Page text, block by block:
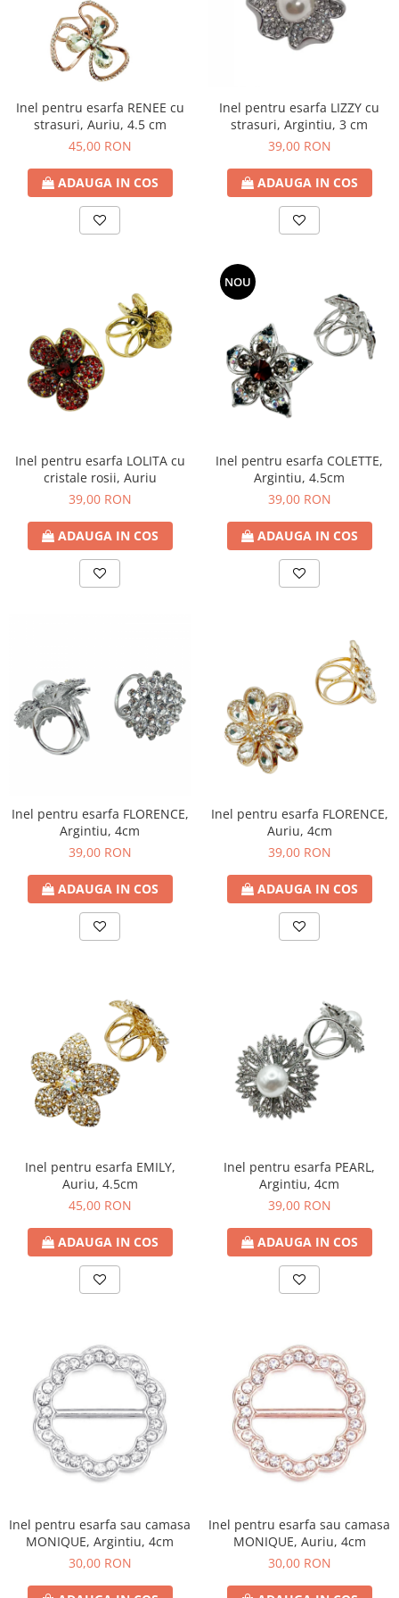
Papioane Cu Model
Cravate
Cravate Ascot Matase
Esarfe Matase & Vascoza
Bretele
Palarii
Butoni & Ace De Cravata
Bijuterii
Portofele & Genti
Esarfe Toamna & Iarna
De Birou
Textile
Cutii Muzicale
Mic Mobilier & Organizare
Aromaterapie
De Gradina
De Sezon
Primavara & Paste
Figurine Spargatorul De Nuci
Figurine & Plusuri
Servire Masa Craciun
Decoratiuni Brad
Cani & Cesti Craciun
Decoratiuni Craciun
Crengute Decorative
Decoratiuni Muzicale
Decoratiuni Luminoase
Coronite & Ghirlande
Aromaterapie Craciun
Felicitari, Cutii si Pungi de Cadou
Accesorii Bar
Accesorii Servire Argintate
Condimente
Utile In Bucatarie
Inel pentru esarfa RENEE cu
strasuri, Auriu, 4.5 cm
45,00 RON
ADAUGA IN COS
Inel pentru esarfa LIZZY cu
strasuri, Argintiu, 3 cm
39,00 RON
ADAUGA IN COS
Inel pentru esarfa LOLITA cu
cristale rosii, Auriu
39,00 RON
ADAUGA IN COS
NOU
Inel pentru esarfa COLETTE,
Argintiu, 4.5cm
39,00 RON
ADAUGA IN COS
Inel pentru esarfa FLORENCE,
Argintiu, 4cm
39,00 RON
ADAUGA IN COS
Inel pentru esarfa FLORENCE,
Auriu, 4cm
39,00 RON
ADAUGA IN COS
Inel pentru esarfa EMILY,
Auriu, 4.5cm
45,00 RON
ADAUGA IN COS
Inel pentru esarfa PEARL,
Argintiu, 4cm
39,00 RON
ADAUGA IN COS
Inel pentru esarfa sau camasa
MONIQUE, Argintiu, 4cm
30,00 RON
Inel pentru esarfa sau camasa
MONIQUE, Auriu, 4cm
30,00 RON